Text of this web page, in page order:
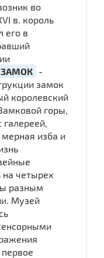
во
в. король
его в
ЗАМОК -
замок
королевский
горы,
изба и
на четырех
разным
Музей